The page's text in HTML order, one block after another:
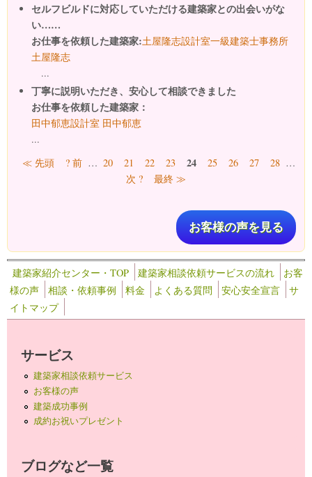
セルフビルドに対応していただける建築家との出会いがな
い……
お仕事を依頼した建築家:土屋隆志設計室一級建築士事務所
土屋隆志
...
丁寧に説明いただき、安心して相談できました
お仕事を依頼した建築家：
田中郁恵設計室 田中郁恵
...
ページ
≪ 先頭 ? 前 … 20 21 22 23 24 25 26 27 28 …
次 ?
最終 ≫
お客様の声を見る
建築家紹介センター・TOP 建築家相談依頼サービスの流れ
お客
様の声
相談・依頼事例 料金 よくある質問 安心安全宣言
サ
イトマップ
サービス
建築家相談依頼サービス
お客様の声
建築成功事例
成約お祝いプレゼント
ブログなど一覧